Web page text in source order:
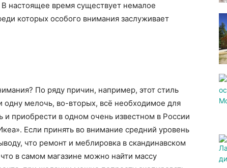
настоящее время существует немалое
которых особого внимания заслуживает
По ряду причин, например, этот стиль
одну мелочь, во-вторых, всё необходимое для
приобрести в одном очень известном в России
Если принять во внимание средний уровень
что ремонт и меблировка в скандинавском
в самом магазине можно найти массу